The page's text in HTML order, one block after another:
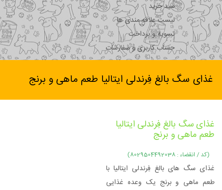
سبد خرید
لیست علاقه مندی ها
تسویه و پرداخت
حساب کاربری و سفارشات
غذای سگ بالغ فِرندلی ایتالیا طعم ماهی و برنج
غذای سگ بالغ فِرندلی ایتالیا
طعم ماهی و برنج
(کد / انقضاء : 8029504492038)
غذای سگ های بالغ فِرندلی ایتالیا با
طعم ماهی و برنج یک وعده غذایی